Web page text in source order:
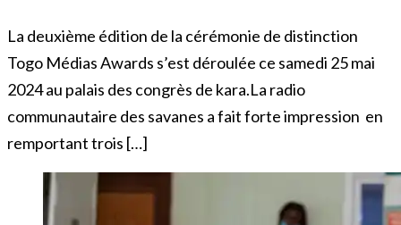
La deuxième édition de la cérémonie de distinction
Togo Médias Awards s’est déroulée ce samedi 25 mai
2024 au palais des congrès de kara.La radio
communautaire des savanes a fait forte impression en
remportant trois […]